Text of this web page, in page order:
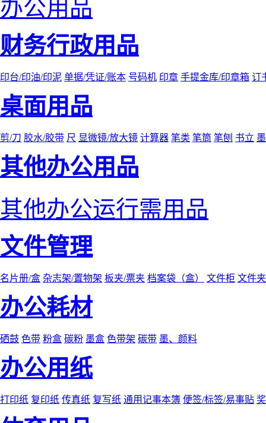
办公用品
财务行政用品
印台/印油/印泥 单据/凭证/账本 号码机 印章 手提金库/印章箱 订
桌面用品
剪/刀 胶水/胶带 尺 显微镜/放大镜 计算器 笔类 笔筒 笔刨 书立
其他办公用品
其他办公运行需用品
文件管理
名片册/盒 杂志架/置物架 板夹/票夹 档案袋（盒） 文件柜 文件
办公耗材
硒鼓 色带 粉盒 碳粉 墨盒 色带架 碳带 墨、颜料
办公用纸
打印纸 复印纸 传真纸 复写纸 通用记事本簿 便签/标签/易事贴